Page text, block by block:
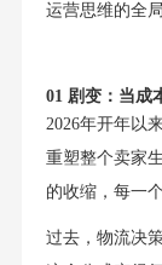
运营思维的全
01 剧变：当成
2026年开年以
重塑整个卖家
的收缩，每一
过去，物流决